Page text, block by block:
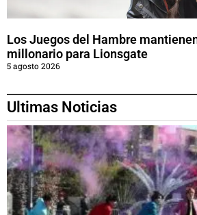
Los Juegos del Hambre
millonario para Lionsgate
5 agosto 2026
Ultimas Noticias